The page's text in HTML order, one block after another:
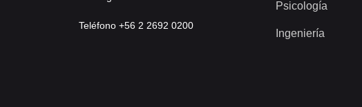
Teléfono +56 2 2692 0200
Psicología
Ingeniería